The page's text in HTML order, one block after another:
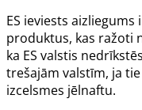
ES ieviests
produktus, kas ražoti
ka ES valstis
trešajām valstīm, ja
izcelsmes jēlnaftu.